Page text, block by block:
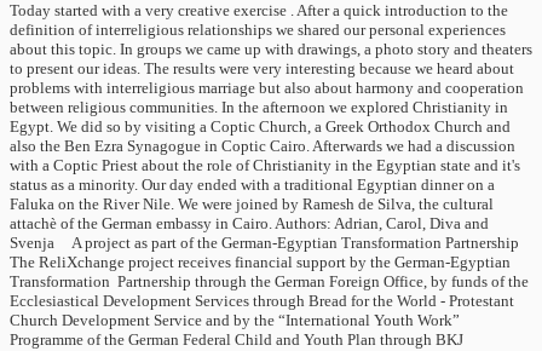
Today started with a very creative exercise . After a quick introduction to the
definition of interreligious relationships we shared our personal experiences
about this topic. In groups we came up with drawings, a photo story and theaters
to present our ideas. The results were very interesting because we heard about
problems with interreligious marriage but also about harmony and cooperation
between religious communities. In the afternoon we explored Christianity in
Egypt. We did so by visiting a Coptic Church, a Greek Orthodox Church and
also the Ben Ezra Synagogue in Coptic Cairo. Afterwards we had a discussion
with a Coptic Priest about the role of Christianity in the Egyptian state and it's
status as a minority. Our day ended with a traditional Egyptian dinner on a
Faluka on the River Nile. We were joined by Ramesh de Silva, the cultural
attachè of the German embassy in Cairo. Authors: Adrian, Carol, Diva and
Svenja A project as part of the German-Egyptian Transformation Partnership
The ReliXchange project receives financial support by the German-Egyptian
Transformation Partnership through the German Foreign Office, by funds of the
Ecclesiastical Development Services through Bread for the World - Protestant
Church Development Service and by the “International Youth Work”
Programme of the German Federal Child and Youth Plan through BKJ